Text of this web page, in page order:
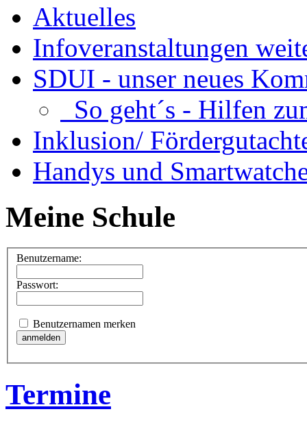
Aktuelles
Infoveranstaltungen
SDUI - unser neues
So geht´s - Hilfen
Inklusion/
Handys und
Meine Schule
Benutzername:
Passwort:
Benutzernamen merken
Termine